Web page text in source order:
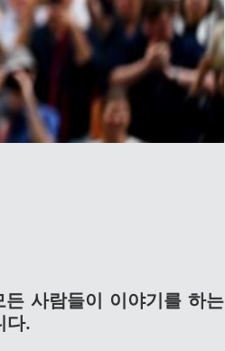
사람들이 이야기를 하는
다.